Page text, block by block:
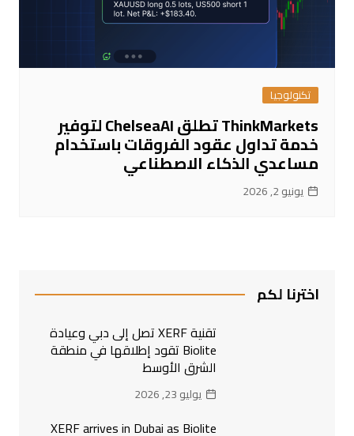
تكنولوجيا
ThinkMarkets تطلق ChelseaAI لتوفير
خدمة تداول عقود الفروقات باستخدام
مساعدي الذكاء الاصطناعي
يونيو 2, 2026
اخترنا لكم
تقنية XERF تصل إلى دبي وعيادة
Biolite تقود إطلاقها في منطقة
الشرق الأوسط
يوليو 23, 2026
XERF arrives in Dubai as Biolite